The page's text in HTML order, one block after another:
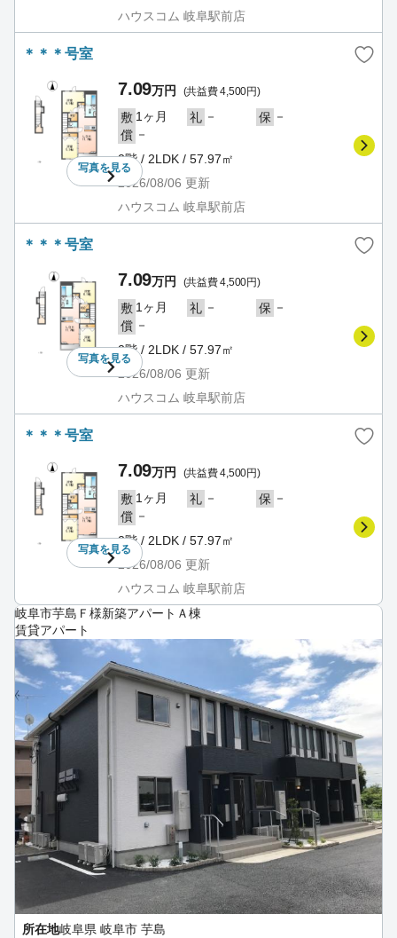
ハウスコム 岐阜駅前店
＊＊＊号室
写真を見る
7.09万円 (共益費 4,500円)
敷 1ヶ月 礼 － 保 －
償 －
2階 / 2LDK / 57.97㎡
2026/08/06 更新
ハウスコム 岐阜駅前店
＊＊＊号室
写真を見る
7.09万円 (共益費 4,500円)
敷 1ヶ月 礼 － 保 －
償 －
2階 / 2LDK / 57.97㎡
2026/08/06 更新
ハウスコム 岐阜駅前店
＊＊＊号室
写真を見る
7.09万円 (共益費 4,500円)
敷 1ヶ月 礼 － 保 －
償 －
2階 / 2LDK / 57.97㎡
2026/08/06 更新
ハウスコム 岐阜駅前店
岐阜市芋島Ｆ様新築アパートＡ棟
賃貸アパート
所在地岐阜県 岐阜市 芋島